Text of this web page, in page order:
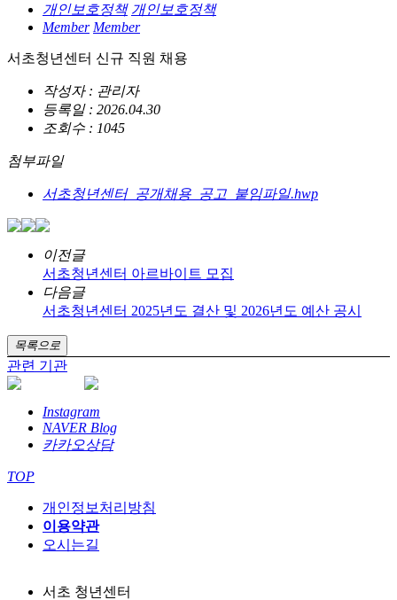
개인보호정책 개인보호정책
Member Member
서초청년센터 신규 직원 채용
작성자 : 관리자
등록일 : 2026.04.30
조회수 : 1045
첨부파일
서초청년센터_공개채용_공고_붙임파일.hwp
이전글
서초청년센터 아르바이트 모집
다음글
서초청년센터 2025년도 결산 및 2026년도 예산 공시
목록으로
관련 기관
Instagram
NAVER Blog
카카오상담
TOP
개인정보처리방침
이용약관
오시는길
서초 청년센터